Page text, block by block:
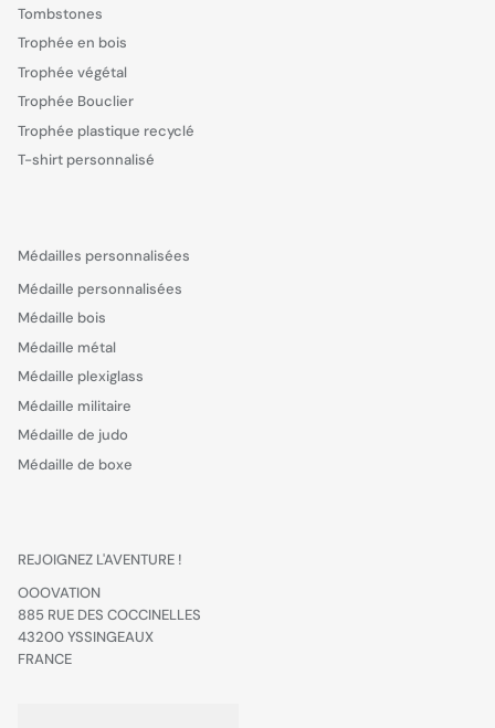
Tombstones
Trophée en bois
Trophée végétal
Trophée Bouclier
Trophée plastique recyclé
T-shirt personnalisé
Médailles personnalisées
Médaille personnalisées
Médaille bois
Médaille métal
Médaille plexiglass
Médaille militaire
Médaille de judo
Médaille de boxe
REJOIGNEZ L'AVENTURE !
OOOVATION
885 RUE DES COCCINELLES
43200 YSSINGEAUX
FRANCE